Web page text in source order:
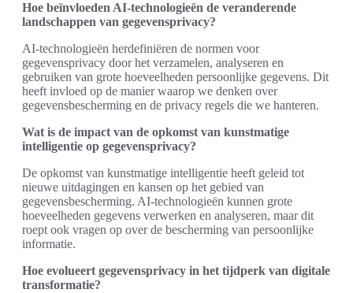
Hoe beïnvloeden AI-technologieën de veranderende
landschappen van gegevensprivacy?
AI-technologieën herdefiniëren de normen voor
gegevensprivacy door het verzamelen, analyseren en
gebruiken van grote hoeveelheden persoonlijke gegevens. Dit
heeft invloed op de manier waarop we denken over
gegevensbescherming en de privacy regels die we hanteren.
Wat is de impact van de opkomst van kunstmatige
intelligentie op gegevensprivacy?
De opkomst van kunstmatige intelligentie heeft geleid tot
nieuwe uitdagingen en kansen op het gebied van
gegevensbescherming. AI-technologieën kunnen grote
hoeveelheden gegevens verwerken en analyseren, maar dit
roept ook vragen op over de bescherming van persoonlijke
informatie.
Hoe evolueert gegevensprivacy in het tijdperk van digitale
transformatie?